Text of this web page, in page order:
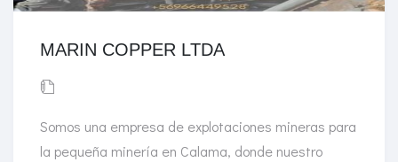
MARIN COPPER LTDA
Somos una empresa de explotaciones mineras para
la pequeña minería en Calama, donde nuestro